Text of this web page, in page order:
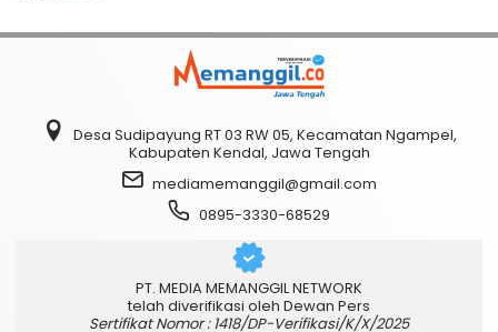
Desa Sudipayung RT 03 RW 05, Kecamatan Ngampel,
Kabupaten Kendal, Jawa Tengah
mediamemanggil@gmail.com
0895-3330-68529
PT. MEDIA MEMANGGIL NETWORK
telah diverifikasi oleh Dewan Pers
Sertifikat Nomor : 1418/DP-Verifikasi/K/X/2025